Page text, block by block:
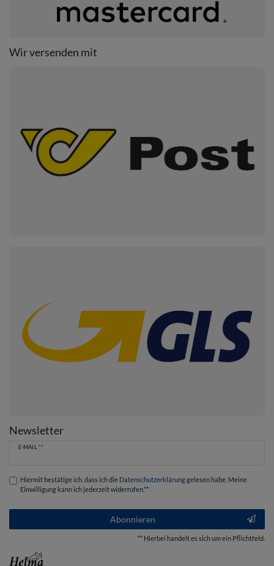
Wir versenden mit
Newsletter
E-MAIL **
Newsletter
Hiermit bestätige ich, dass ich die Daten­schutz­erklärunggelesen habe. Meine
Einwilligung kann ich jederzeit widerrufen.**
Abonnieren
** Hierbei handelt es sich um ein Pflichtfeld.